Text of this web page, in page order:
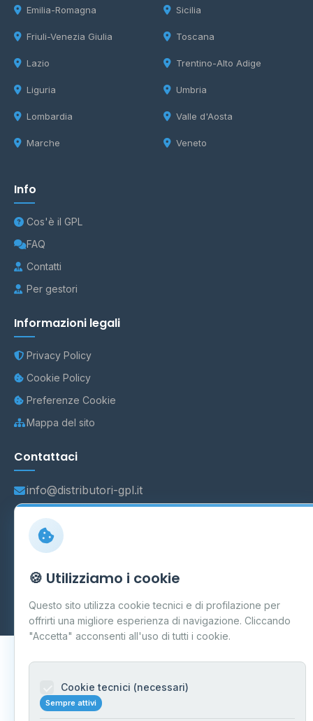
Emilia-Romagna
Friuli-Venezia Giulia
Lazio
Liguria
Lombardia
Marche
Sicilia
Toscana
Trentino-Alto Adige
Umbria
Valle d'Aosta
Veneto
Info
Cos'è il GPL
FAQ
Contatti
Per gestori
Informazioni legali
Privacy Policy
Cookie Policy
Preferenze Cookie
Mappa del sito
Contattaci
info@distributori-gpl.it
Carpi P.IVA 03859300364
Dati forniti da Ministero delle Imprese e del Made in Italy
Aggiornamento quotidiano
🍪 Utilizziamo i cookie
Questo sito utilizza cookie tecnici e di profilazione per
offrirti una migliore esperienza di navigazione. Cliccando
"Accetta" acconsenti all'uso di tutti i cookie.
Cookie tecnici (necessari)
Sempre attivi